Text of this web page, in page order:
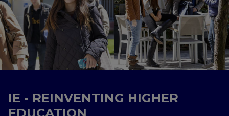
IE - REINVENTING HIGHER